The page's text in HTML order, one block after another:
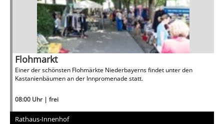
Flohmarkt
Einer der schönsten Flohmärkte Niederbayerns findet unter den
Kastanienbäumen an der Innpromenade statt.
08:00 Uhr | frei
Rathaus-Innenhof